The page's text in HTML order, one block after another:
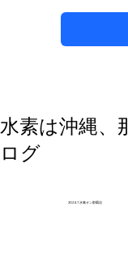
水素は沖縄、
ログ
自然な
2024.1 水素オン那覇店